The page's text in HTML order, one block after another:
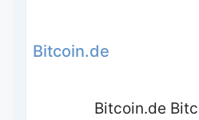
Bitcoin.de
Bitcoin.de